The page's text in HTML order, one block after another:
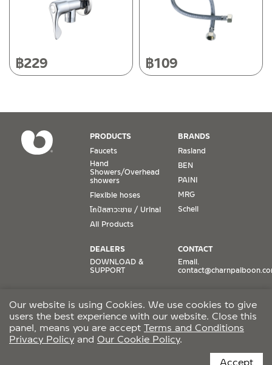
Operating Time
Monday – Friday 8:30-17:30 hrs.
Saturday 8:30-15:00 hrs.
Closed on Sunday and Special / Public Holidays
1. A proof of purchase, or seller’s receipt, shall be required
to validate product warranty which will be checked against
the date of purchase. In the absence of such proof of
purchase, no warranty claims can be made.
2. To be eligible for warranty claims, a product must be in
its proper working condition. If defects such as dents,
cracks, or impact breakage are evident, or its overall
3. Warranty shall apply only to the part(s) expressly
be guaranteed against it having faulty valves or dripping.
Therefore, the warranty shall include no further than the
replacement of such a part.
฿229 ฿109
PRODUCTS
Faucets
Hand
Showers/Overhead
showers
Flexible hoses
โถปัสสาวะชาย / Urinal
All Products
BRANDS
Rasland
BEN
PAINI
MRG
Schell
DEALERS
DOWNLOAD &
SUPPORT
Lazada
Shopee
CONTACT
Email.
TikTok
Facebook
CCTV POLICY
Our website is using Cookies. We use cookies to give
users the best experience with our website. Close this
panel, means you are accept Terms and Conditions
Privacy Policy and Our Cookie Policy.